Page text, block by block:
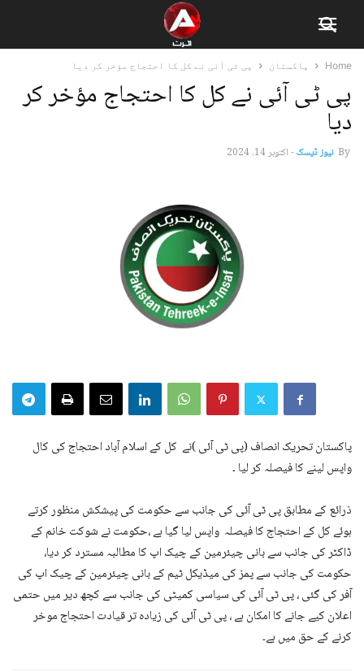
Home پاکستان پی ٹی آئی نے کل کا احتجاج مؤخر کر دیا
پی ٹی آئی نے کل کا احتجاج مؤخر کر
دیا
By نیوز ڈیسک-اکتوبر 14, 2024
پاکستان تحریک انصاف (پی ٹی آئی )نے کل کے اسلام آباد احتجاج کی کال
واپس لینے کا فیصلہ کر لیا ۔
ذرائع کے مطابق پی ٹی آئی کی جانب سے حکومت کی پیشکش منظور کرتے
ہوئے کل کے احتجاج کا فیصلہ واپس لیا گیا ہے ،حکومت نے شوکت خانم کے
ڈاکٹر کی جانب سے بانی چیئرمین کے چیک اپ کا مطالبہ مسترد کر دیا،
حکومت کی جانب سے پمز کی میڈیکل ٹیم کے بانی چیئرمین کے چیک اپ کی
آفر کی گئی ، پی ٹی آئی کی سیاسی کمیٹی کی جانب سے کچھ دیر میں حتمی
اعلان کیے جانے کا امکان ہے ، پی ٹی آئی کی زیادہ تر قیادت احتجاج موخر
کرنے کے حق میں ہے۔